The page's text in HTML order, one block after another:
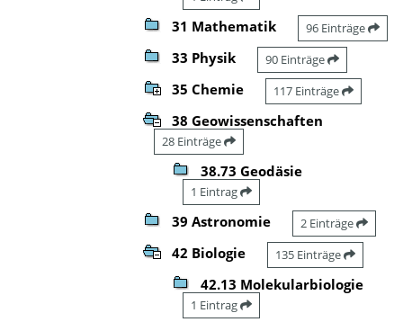
31 Mathematik 96 Einträge
33 Physik 90 Einträge
35 Chemie 117 Einträge
38 Geowissenschaften
28 Einträge
38.73 Geodäsie
1 Eintrag
39 Astronomie 2 Einträge
42 Biologie 135 Einträge
42.13 Molekularbiologie
1 Eintrag